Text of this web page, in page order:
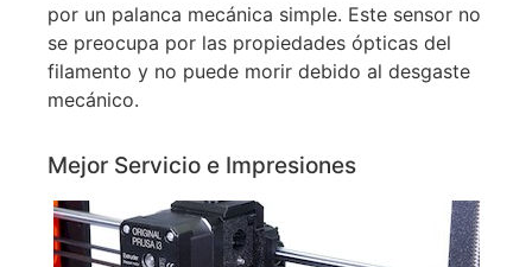
por un palanca mecánica simple. Este sensor no
se preocupa por las propiedades ópticas del
filamento y no puede morir debido al desgaste
mecánico.
Mejor Servicio e Impresiones